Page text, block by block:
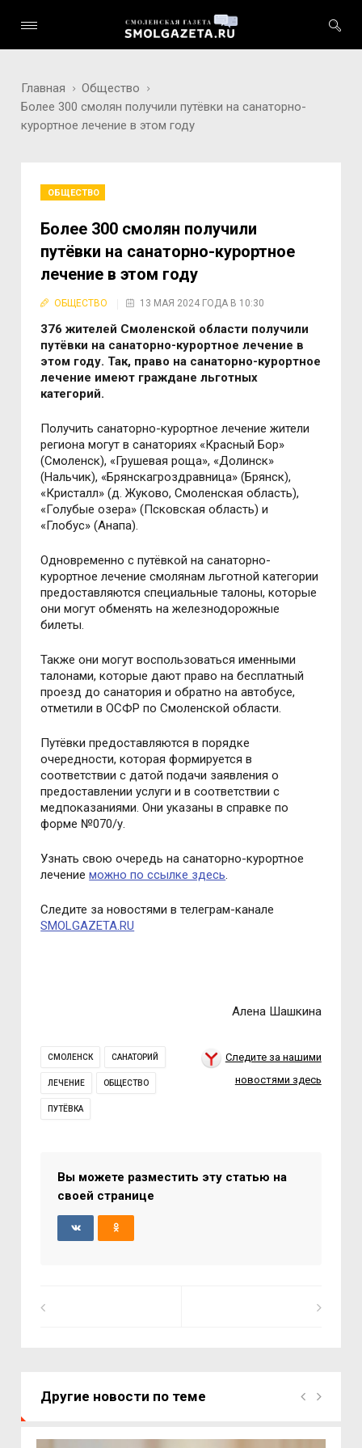
Главная
Общество
Более 300 смолян получили путёвки на санаторно-
курортное лечение в этом году
ОБЩЕСТВО
Более 300 смолян получили
путёвки на санаторно-курортное
лечение в этом году
ОБЩЕСТВО 13 МАЯ 2024 ГОДА В 10:30
376 жителей Смоленской области получили
путёвки на санаторно-курортное лечение в
этом году. Так, право на санаторно-курортное
лечение имеют граждане льготных
категорий.
Получить санаторно-курортное лечение жители
региона могут в санаториях «Красный Бор»
(Смоленск), «Грушевая роща», «Долинск»
(Нальчик), «Брянскагроздравница» (Брянск),
«Кристалл» (д. Жуково, Смоленская область),
«Голубые озера» (Псковская область) и
«Глобус» (Анапа).
Одновременно с путёвкой на санаторно-
курортное лечение смолянам льготной категории
предоставляются специальные талоны, которые
они могут обменять на железнодорожные
билеты.
Также они могут воспользоваться именными
талонами, которые дают право на бесплатный
проезд до санатория и обратно на автобусе,
отметили в ОСФР по Смоленской области.
Путёвки предоставляются в порядке
очередности, которая формируется в
соответствии с датой подачи заявления о
предоставлении услуги и в соответствии с
медпоказаниями. Они указаны в справке по
форме №070/у.
Узнать свою очередь на санаторно-курортное
лечениеможно по ссылке здесь.
Следите за новостями в телеграм-канале
SMOLGAZETA.RU
Алена Шашкина
СМОЛЕНСК САНАТОРИЙ
ЛЕЧЕНИЕ ОБЩЕСТВО
ПУТЁВКА
Следите за нашими
новостями здесь
Вы можете разместить эту статью на
своей странице
Другие новости по теме